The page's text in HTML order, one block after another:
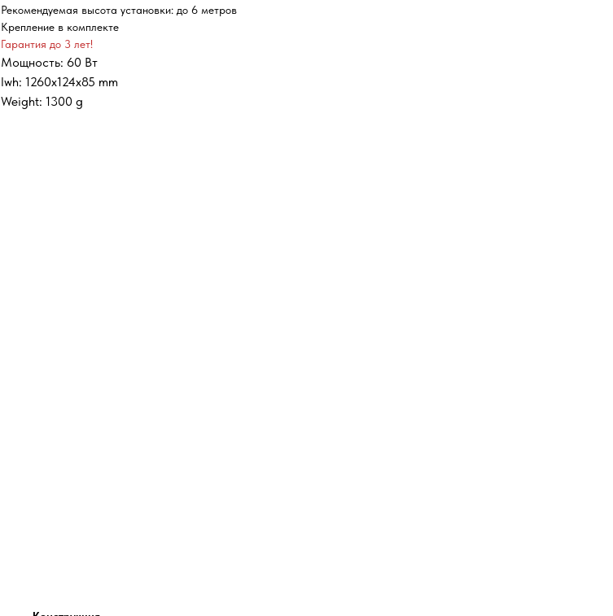
Рекомендуемая высота установки: до 6 метров
Крепление в комплекте
Гарантия до 3 лет!
Мощность: 60 Вт
lwh: 1260x124x85 mm
Weight: 1300 g